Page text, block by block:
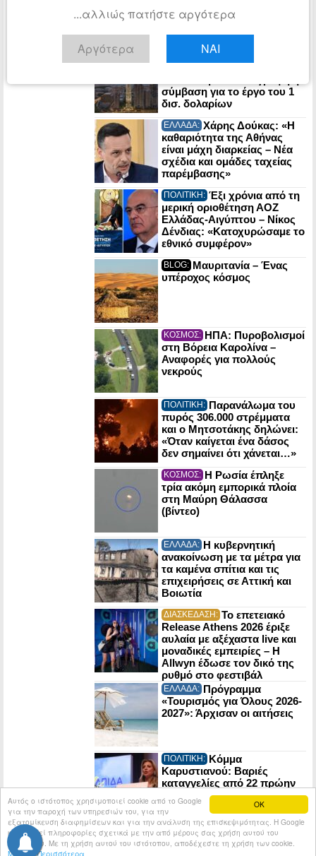
OK
Αυτός ο ιστότοπος χρησιμοποιεί cookie από το Google
για την παροχή των υπηρεσιών του, για την
εξατομίκευση διαφημίσεων και για την ανάλυση της επισκεψιμότητας. Η Google
κοινοποιεί πληροφορίες σχετικά με την από μέρους σας χρήση αυτού του
ιστότοπου. Με τη χρήση αυτού του ιστότοπου, αποδέχεστε τη χρήση των cookie.
Μάθετε Περισσότερα
Χέγκσεθ για τις ελλείψεις
πυραύλων που περιορίζουν
τα πλήγματα στο Ιράν
ΕΠΙΧΕΙΡΗΣΕΙΣ:
σύμβαση για το έργο του 1
δισ. δολαρίων
ΕΛΛΑΔΑ: Χάρης Δούκας: «Η
καθαριότητα της Αθήνας
είναι μάχη διαρκείας – Νέα
σχέδια και ομάδες ταχείας
παρέμβασης»
ΠΟΛΙΤΙΚΗ: Έξι χρόνια από τη
μερική οριοθέτηση ΑΟΖ
Ελλάδας-Αιγύπτου – Νίκος
Δένδιας: «Κατοχυρώσαμε το
εθνικό συμφέρον»
BLOG: Μαυριτανία – Ένας
υπέροχος κόσμος
ΚΟΣΜΟΣ: ΗΠΑ: Πυροβολισμοί
στη Βόρεια Καρολίνα –
Αναφορές για πολλούς
νεκρούς
ΠΟΛΙΤΙΚΗ: Παρανάλωμα του
πυρός 306.000 στρέμματα
και ο Μητσοτάκης δηλώνει:
«Όταν καίγεται ένα δάσος
δεν σημαίνει ότι χάνεται…»
ΚΟΣΜΟΣ: Η Ρωσία έπληξε
τρία ακόμη εμπορικά πλοία
στη Μαύρη Θάλασσα
(βίντεο)
ΕΛΛΑΔΑ: Η κυβερνητική
ανακοίνωση με τα μέτρα για
τα καμένα σπίτια και τις
επιχειρήσεις σε Αττική και
Βοιωτία
ΔΙΑΣΚΕΔΑΣΗ: Το επετειακό
Release Athens 2026 έριξε
αυλαία με αξέχαστα live και
μοναδικές εμπειρίες – Η
Allwyn έδωσε τον δικό της
ρυθμό στο φεστιβάλ
ΕΛΛΑΔΑ: Πρόγραμμα
«Τουρισμός για Όλους 2026-
2027»: Άρχισαν οι αιτήσεις
ΠΟΛΙΤΙΚΗ: Κόμμα
Καρυστιανού: Βαριές
καταγγελίες από 22 πρώην
στελέχη της Ελπίδας για τη
Δημοκρατία
© 2026 Tribune.gr All rights reserved.
Entries RSS
Κατασκευή Ιστοσελίδων tcp.gr Project - V2
...αλλιώς πατήστε αργότερα
Αργότερα ΝΑΙ